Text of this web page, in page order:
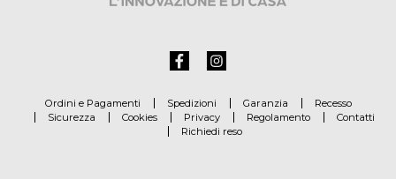
Ordini e Pagamenti Spedizioni Garanzia
Recesso
Sicurezza
Cookies Privacy Regolamento
Contatti
Richiedi reso